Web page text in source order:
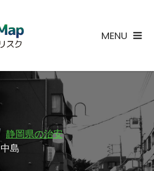
MENU
静岡県の治安
中島